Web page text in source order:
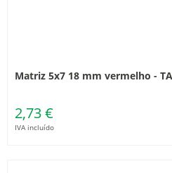
Matriz 5x7 18 mm vermelho -
2,73 €
IVA incluído